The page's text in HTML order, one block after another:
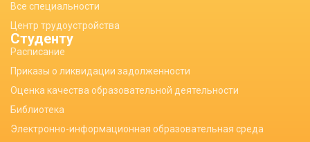
Все специальности
Центр трудоустройства
Студенту
Расписание
Приказы о ликвидации задолженности
Оценка качества образовательной деятельности
Библиотека
Электронно-информационная образовательная среда